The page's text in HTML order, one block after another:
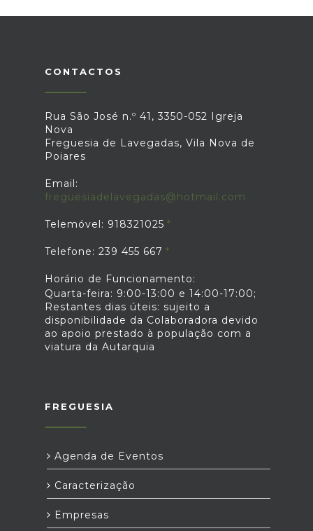
CONTACTOS
Rua São José n.º 41, 3350-052 Igreja
Nova
Freguesia de Lavegadas, Vila Nova de
Poiares
Email:
freguesiadelavegadas@hotmail.com
Telemóvel: 918321025
Telefone: 239 455 667
Horário de Funcionamento:
Quarta-feira: 9:00-13:00 e 14:00-17:00;
Restantes dias úteis: sujeito a
disponibilidade da Colaboradora devido
ao apoio prestado à população com a
viatura da Autarquia
FREGUESIA
Agenda de Eventos
Caracterização
Empresas